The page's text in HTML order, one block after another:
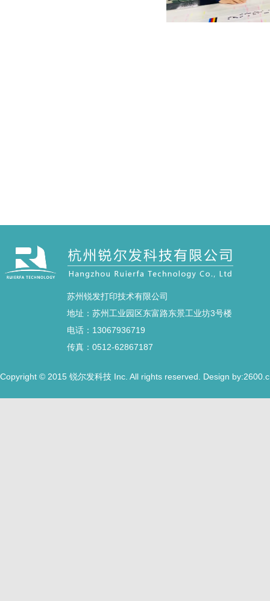
苏州锐发打印技术有限公司
地址：苏州工业园区东富路东景工业坊3号楼
电话：13067936719
传真：0512-62867187
Copyright © 2015 锐尔发科技 Inc. All rights reserved. Design